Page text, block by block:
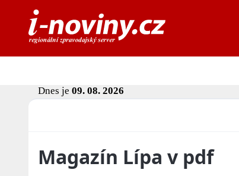
Dnes je 09. 08. 2026
Magazín Lípa v pdf